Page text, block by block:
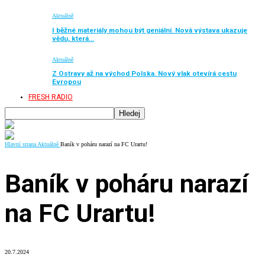
Aktuálně
I běžné materiály mohou být geniální. Nová výstava ukazuje
vědu, která…
Aktuálně
Z Ostravy až na východ Polska. Nový vlak otevírá cestu
Evropou
FRESH RADIO
Hlavní strana Aktuálně Baník v poháru narazí na FC Urartu!
Baník v poháru narazí
na FC Urartu!
20.7.2024